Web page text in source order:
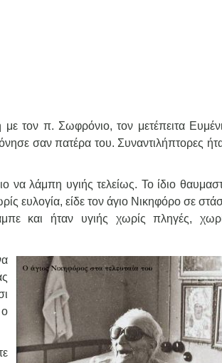
τον π. Σωφρόνιο, τον μετέπειτα
σαν πατέρα του. Συναντιλήπτορες
λάμπη υγιής τελείως. Το ίδιο
ευλογία, είδε τον άγιο Νικηφόρο σε
και ήταν υγιής χωρίς πληγές,